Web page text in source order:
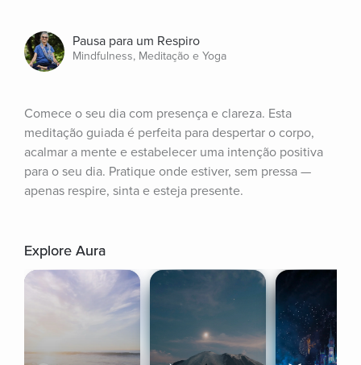
Pausa para um Respiro
Mindfulness, Meditação e Yoga
Comece o seu dia com presença e clareza. Esta
meditação guiada é perfeita para despertar o corpo,
acalmar a mente e estabelecer uma intenção positiva
para o seu dia. Pratique onde estiver, sem pressa —
apenas respire, sinta e esteja presente.
Explore Aura